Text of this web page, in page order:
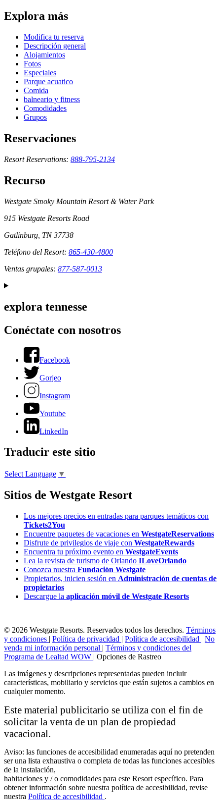
Explora más
Modifica tu reserva
Descripción general
Alojamientos
Fotos
Especiales
Parque acuatico
Comida
balneario y fitness
Comodidades
Grupos
Reservaciones
Resort Reservations: 888-795-2134
Recurso
Westgate Smoky Mountain Resort & Water Park
915 Westgate Resorts Road
Gatlinburg, TN 37738
Teléfono del Resort: 865-430-4800
Ventas grupales: 877-587-0013
explora tennesse
Conéctate con nosotros
Facebook
Gorjeo
Instagram
Youtube
LinkedIn
Traducir este sitio
Select Language ▼
Sitios de Westgate Resort
Los mejores precios en entradas para parques temáticos con
Tickets2You
Encuentre paquetes de vacaciones en WestgateReservations
Disfrute de privilegios de viaje con WestgateRewards
Encuentra tu próximo evento en WestgateEvents
Lea la revista de turismo de Orlando ILoveOrlando
Conozca nuestra Fundación Westgate
Propietarios, inicien sesión en Administración de cuentas de
propietarios
Descargue la aplicación móvil de Westgate Resorts
© 2026 Westgate Resorts. Reservados todos los derechos. Términos
y condiciones | Política de privacidad | Política de accesibilidad | No
venda mi información personal | Términos y condiciones del
Programa de Lealtad WOW | Opciones de Rastreo
Las imágenes y descripciones representadas pueden incluir
características, mobiliario y servicios que están sujetos a cambios en
cualquier momento.
Este material publicitario se utiliza con el fin de
solicitar la venta de un plan de propiedad
vacacional.
Aviso: las funciones de accesibilidad enumeradas aquí no pretenden
ser una lista exhaustiva o completa de todas las funciones accesibles
de la instalación,
habitaciones y / o comodidades para este Resort específico. Para
obtener información sobre nuestra política de accesibilidad, revise
nuestra Política de accesibilidad .